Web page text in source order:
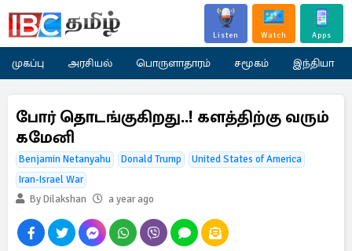
Listen Watch Apps
முகப்பு அரசியல் பொருளாதாரம் சமூகம் இந்தியா
போர் தொடங்குகிறது..! களத்திற்கு வரும்
கமேனி
Benjamin Netanyahu Donald Trump
United States of America
Iran-Israel War
By Dilakshan
a year ago